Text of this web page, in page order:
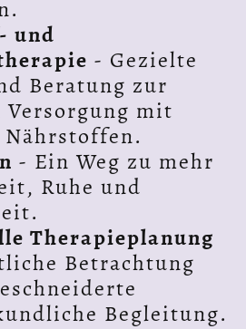
und
- Gezielte
Beratung zur
mit
- Ein Weg zu mehr
Ruhe und
Therapieplanung
Betrachtung
Begleitung.